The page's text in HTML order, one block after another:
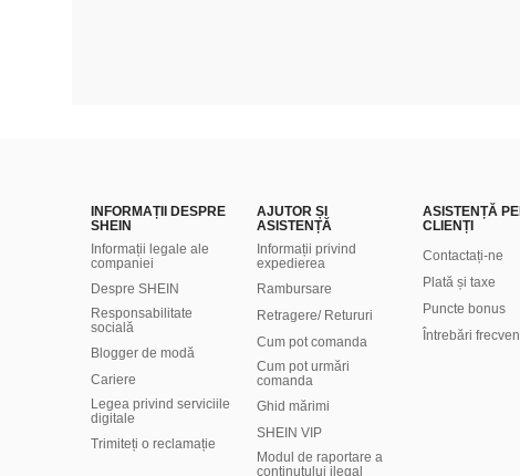
INFORMAȚII DESPRE
SHEIN
Informații legale ale
companiei
Despre SHEIN
Responsabilitate
socială
Blogger de modă
Cariere
Legea privind serviciile
digitale
Trimiteți o reclamație
AJUTOR ȘI
ASISTENȚĂ
Informații privind
expedierea
Rambursare
Retragere/ Retururi
Cum pot comanda
Cum pot urmări
comanda
Ghid mărimi
SHEIN VIP
Modul de raportare a
conținutului ilegal
ASISTENȚĂ
CLIENȚI
Contactați-ne
Plată și taxe
Puncte bonus
Întrebări